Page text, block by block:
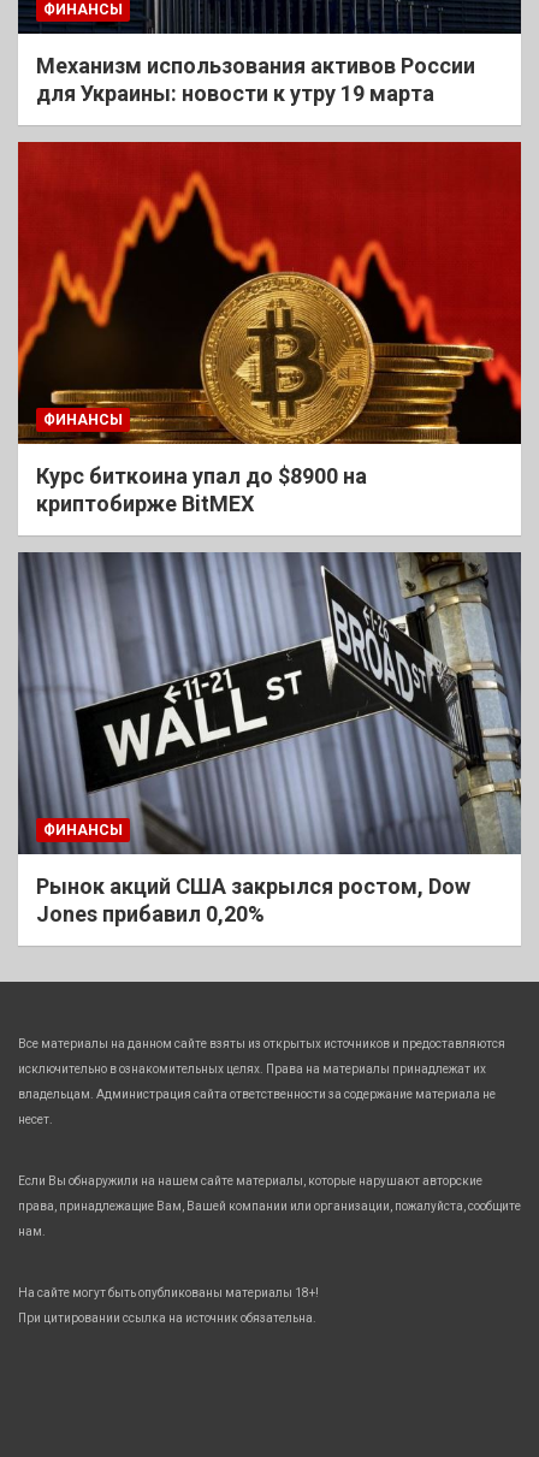
ФИНАНСЫ
Механизм использования активов России
для Украины: новости к утру 19 марта
ФИНАНСЫ
Курс биткоина упал до $8900 на
криптобирже BitMEX
ФИНАНСЫ
Рынок акций США закрылся ростом, Dow
Jones прибавил 0,20%
Все материалы на данном сайте взяты из открытых источников и предоставляются
исключительно в ознакомительных целях. Права на материалы принадлежат их
владельцам. Администрация сайта ответственности за содержание материала не
несет.
Если Вы обнаружили на нашем сайте материалы, которые нарушают авторские
права, принадлежащие Вам, Вашей компании или организации, пожалуйста, сообщите
нам.
На сайте могут быть опубликованы материалы 18+!
При цитировании ссылка на источник обязательна.